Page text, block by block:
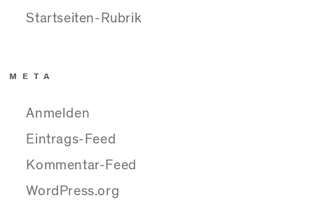
Startseiten-Rubrik
META
Anmelden
Eintrags-Feed
Kommentar-Feed
WordPress.org